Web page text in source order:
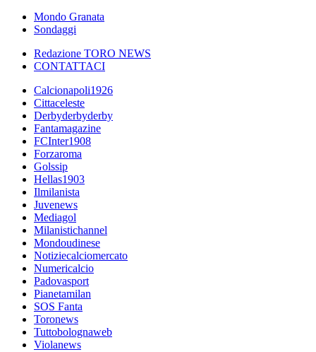
Mondo Granata
Sondaggi
Redazione TORO NEWS
CONTATTACI
Calcionapoli1926
Cittaceleste
Derbyderbyderby
Fantamagazine
FCInter1908
Forzaroma
Golssip
Hellas1903
Ilmilanista
Juvenews
Mediagol
Milanistichannel
Mondoudinese
Notiziecalciomercato
Numericalcio
Padovasport
Pianetamilan
SOS Fanta
Toronews
Tuttobolognaweb
Violanews